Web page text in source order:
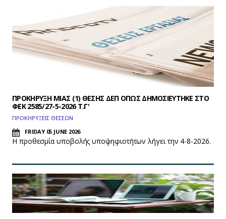
ΠΡΟΚΗΡΥΞΗ ΜΙΑΣ (1) ΘΕΣΗΣ ΔΕΠ ΟΠΩΣ ΔΗΜΟΣΙΕΥΤΗΚΕ ΣΤΟ
ΦEK 2585/27-5-2026 Τ.Γ'
ΠΡΟΚΗΡΥΞΕΙΣ ΘΕΣΕΩΝ
FRIDAY 05 JUNE 2026
Η προθεσμία υποβολής υποψηφιοτήτων λήγει την 4-8-2026.